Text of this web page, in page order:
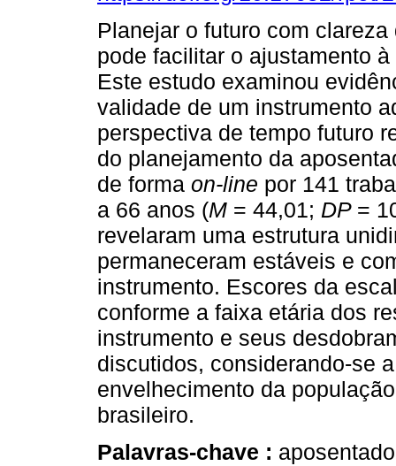
Planejar o futuro com
pode facilitar o ajustamento
Este estudo examinou
validade de um instrumento
perspectiva de tempo futuro
do planejamento da
de forma on-line por 141
a 66 anos (M = 44,01; DP =
revelaram uma estrutura
permaneceram estáveis e
instrumento. Escores da
conforme a faixa etária dos
instrumento e seus
discutidos, considerando-se
envelhecimento da
brasileiro.
Palavras-chave :